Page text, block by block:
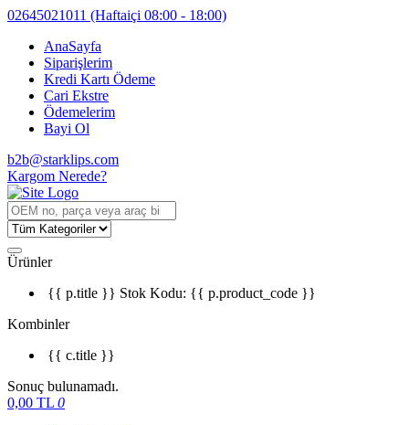
02645021011 (Haftaiçi 08:00 - 18:00)
AnaSayfa
Siparişlerim
Kredi Kartı Ödeme
Cari Ekstre
Ödemelerim
Bayi Ol
b2b@starklips.com
Kargom Nerede?
Ürünler
{{ p.title }} Stok Kodu: {{ p.product_code }}
Kombinler
{{ c.title }}
Sonuç bulunamadı.
0,00 TL 0